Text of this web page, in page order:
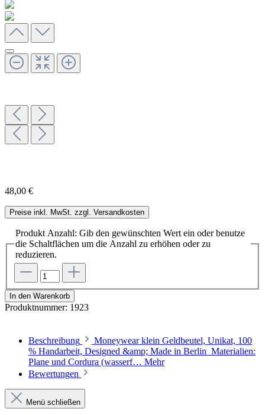
48,00 €
Preise inkl. MwSt. zzgl. Versandkosten
Produkt Anzahl: Gib den gewünschten Wert ein oder benutze
die Schaltflächen um die Anzahl zu erhöhen oder zu
reduzieren.
In den Warenkorb
Produktnummer: 1923
Beschreibung
Moneywear klein Geldbeutel, Unikat, 100
% Handarbeit, Designed &amp; Made in Berlin Materialien:
Plane und Cordura (wasserf… Mehr
Bewertungen
Menü schließen